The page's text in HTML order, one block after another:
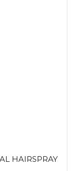
HAIRSPRAY